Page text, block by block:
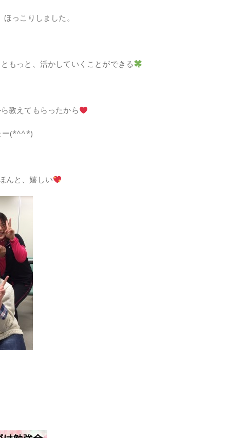
っこりしました。
もっと、活かしていくことができる
教えてもらったから
ー(*^^*)
んと、嬉しい